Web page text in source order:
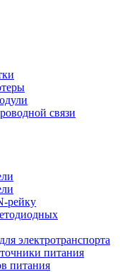
связи
рейку
электротранспорта
питания
питания